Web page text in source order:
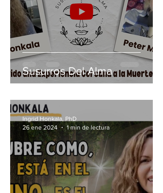
Susurros Del Alma
Ingrid Honkala, PhD
26 ene 2024
1 min de lectura